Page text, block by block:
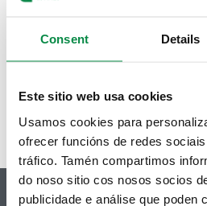
Consent Details
Este sitio web usa cookies
Usamos cookies para
ofrecer funcións de redes
tráfico. Tamén compartimos
do noso sitio cos nosos socios
publicidade e análise que poden
Madalena
1 de 9